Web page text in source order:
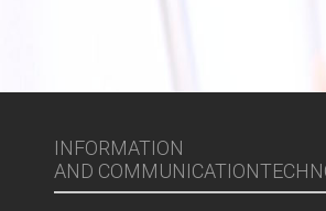
INFORMATION
AND